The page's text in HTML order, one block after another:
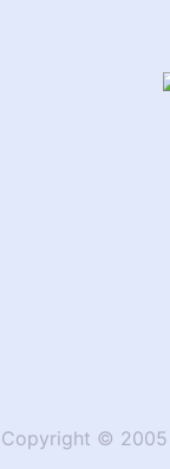
Copyright © 2005